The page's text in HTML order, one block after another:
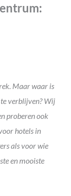
Maar waar is
te verblijven? Wij
proberen ook
hotels in
als voor wie
en mooiste